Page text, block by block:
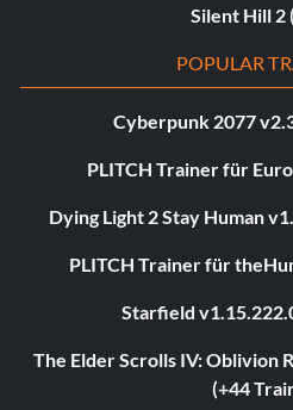
Silent Hill 2
POPULAR
Cyberpunk 2077
PLITCH Trainer für
Dying Light 2 Stay Human
PLITCH Trainer für
Starfield
The Elder Scrolls IV: Oblivion
(+44